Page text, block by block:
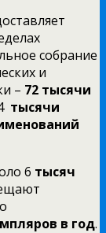
собрание
и
– 72 тысячи
тысячи
6 тысяч
в год.